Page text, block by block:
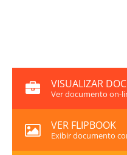
VISUALIZAR
Ver documento on-
VER FLIPBOOK
Exibir documento